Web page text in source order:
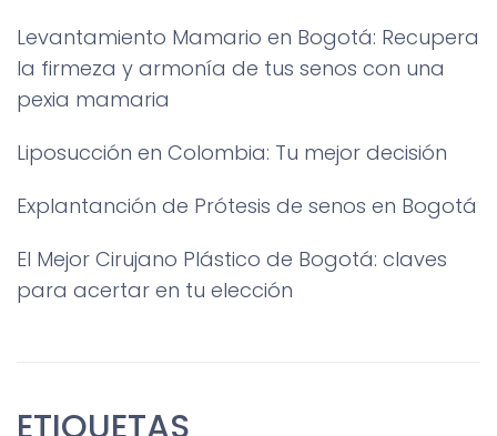
Levantamiento Mamario en Bogotá: Recupera
la firmeza y armonía de tus senos con una
pexia mamaria
Liposucción en Colombia: Tu mejor decisión
Explantanción de Prótesis de senos en Bogotá
El Mejor Cirujano Plástico de Bogotá: claves
para acertar en tu elección